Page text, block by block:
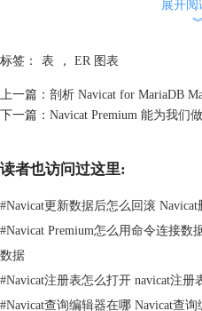
展开阅
︾
标签： 表 ， ER 图表
上一篇： 剖析 Navicat for MariaDB
下一篇： Navicat Premium 能为我们
读者也访问过这里:
#Navicat更新数据后怎么回滚
#Navicat Premium怎么用命令连接数
数据
#Navicat注册表怎么打开 navicat注册
#Navicat查询编辑器在哪 Navicat查